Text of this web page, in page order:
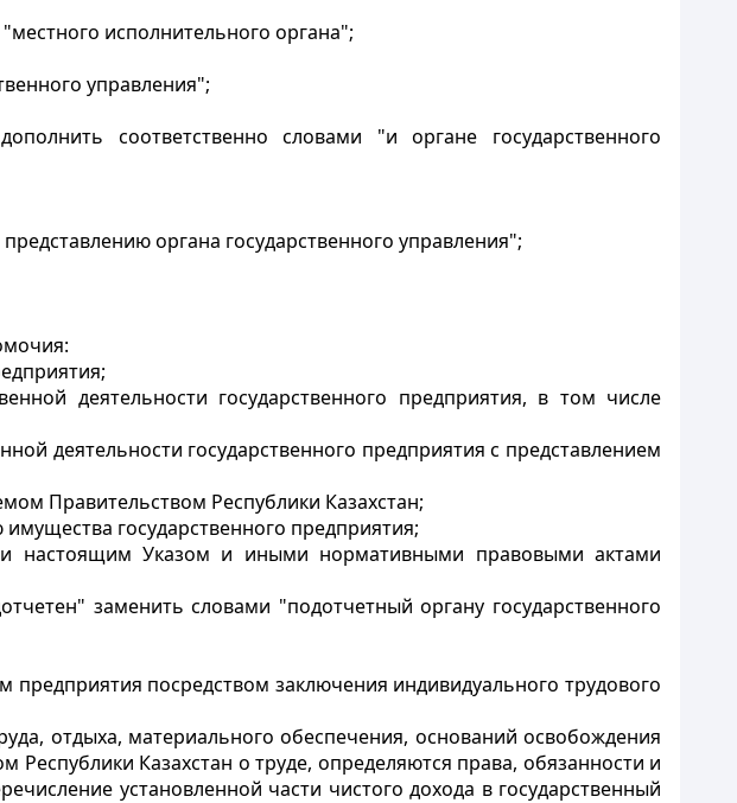
исполнительного органа";
управления";
соответственно словами "и органе государственного
органа государственного управления";
деятельности государственного предприятия, в том числе
деятельности государственного предприятия с представлением
Правительством Республики Казахстан;
государственного предприятия;
настоящим Указом и иными нормативными правовыми актами
заменить словами "подотчетный органу государственного
посредством заключения индивидуального трудового
отдыха, материального обеспечения, оснований освобождения
Казахстан о труде, определяются права, обязанности и
установленной части чистого дохода в государственный